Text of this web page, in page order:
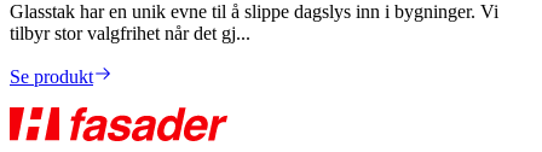
Glasstak har en unik evne til å slippe dagslys inn i bygninger. Vi
tilbyr stor valgfrihet når det gj...
Se produkt